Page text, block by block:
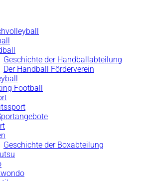
Geschichte der Handballabteilung
Der Handball Förderverein
Football
Geschichte der Boxabteilung